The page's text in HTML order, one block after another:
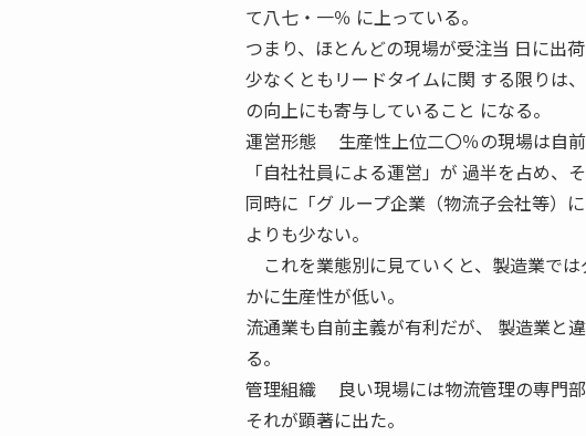
て八七・一％ に上っている。
つまり、ほとんどの現場が受注当 日に出荷
少なくともリードタイムに関 する限りは
の向上にも寄与していること になる。
運営形態 生産性上位二〇％の現場は自前
「自社社員による運営」が 過半を占め、
同時に「グ ループ企業（物流子会社等）
よりも少ない。
これを業態別に見ていくと、製造業で
かに生産性が低い。
流通業も自前主義が有利だが、 製造業と
る。
管理組織 良い現場には物流管理の専門部
それが顕著に出た。